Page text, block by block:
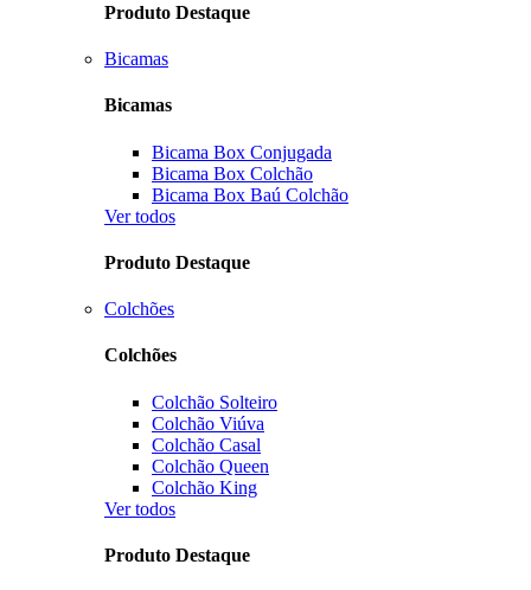
Produto Destaque
Bicamas
Bicamas
Bicama Box Conjugada
Bicama Box Colchão
Bicama Box Baú Colchão
Ver todos
Produto Destaque
Colchões
Colchões
Colchão Solteiro
Colchão Viúva
Colchão Casal
Colchão Queen
Colchão King
Ver todos
Produto Destaque